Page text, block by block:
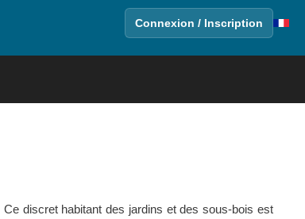
Connexion / Inscription
discret habitant des jardins et des sous-bois est